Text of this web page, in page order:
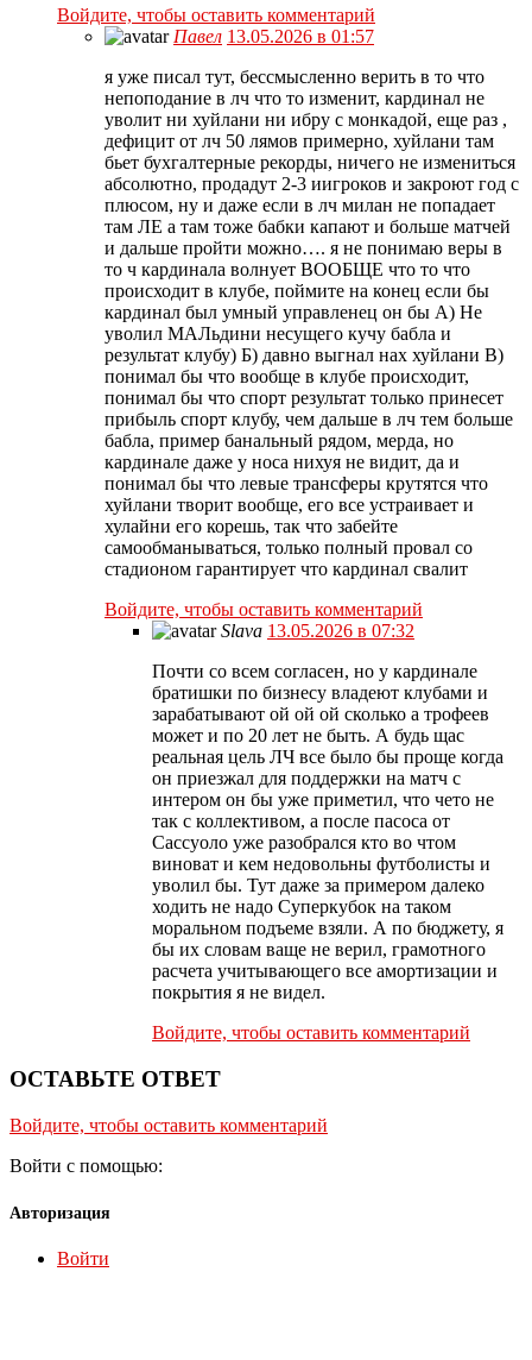
Войдите, чтобы оставить комментарий
Павел 13.05.2026 в 01:57
я уже писал тут, бессмысленно верить в то что
непоподание в лч что то изменит, кардинал не
уволит ни хуйлани ни ибру с монкадой, еще раз ,
дефицит от лч 50 лямов примерно, хуйлани там
бьет бухгалтерные рекорды, ничего не измениться
абсолютно, продадут 2-3 иигроков и закроют год с
плюсом, ну и даже если в лч милан не попадает
там ЛЕ а там тоже бабки капают и больше матчей
и дальше пройти можно…. я не понимаю веры в
то ч кардинала волнует ВООБЩЕ что то что
происходит в клубе, поймите на конец если бы
кардинал был умный управленец он бы А) Не
уволил МАЛьдини несущего кучу бабла и
результат клубу) Б) давно выгнал нах хуйлани В)
понимал бы что вообще в клубе происходит,
понимал бы что спорт результат только принесет
прибыль спорт клубу, чем дальше в лч тем больше
бабла, пример банальный рядом, мерда, но
кардинале даже у носа нихуя не видит, да и
понимал бы что левые трансферы крутятся что
хуйлани творит вообще, его все устраивает и
хулайни его корешь, так что забейте
самообманываться, только полный провал со
стадионом гарантирует что кардинал свалит
Войдите, чтобы оставить комментарий
Slava 13.05.2026 в 07:32
Почти со всем согласен, но у кардинале
братишки по бизнесу владеют клубами и
зарабатывают ой ой ой сколько а трофеев
может и по 20 лет не быть. А будь щас
реальная цель ЛЧ все было бы проще когда
он приезжал для поддержки на матч с
интером он бы уже приметил, что чето не
так с коллективом, а после пасоса от
Сассуоло уже разобрался кто во чтом
виноват и кем недовольны футболисты и
уволил бы. Тут даже за примером далеко
ходить не надо Суперкубок на таком
моральном подъеме взяли. А по бюджету, я
бы их словам ваще не верил, грамотного
расчета учитывающего все амортизации и
покрытия я не видел.
Войдите, чтобы оставить комментарий
ОСТАВЬТЕ ОТВЕТ
Войдите, чтобы оставить комментарий
Войти с помощью:
Авторизация
Войти